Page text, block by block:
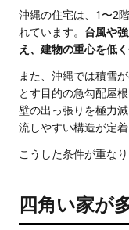
沖縄の住宅は、1〜2
れています。 台風や
え、建物の重心を低
また、沖縄では積雪
とす目的の急勾配屋
壁の出っ張りを極力
流しやすい構造が定着
こうした条件が重な
四角い家が